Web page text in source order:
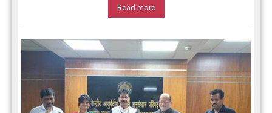
Read more